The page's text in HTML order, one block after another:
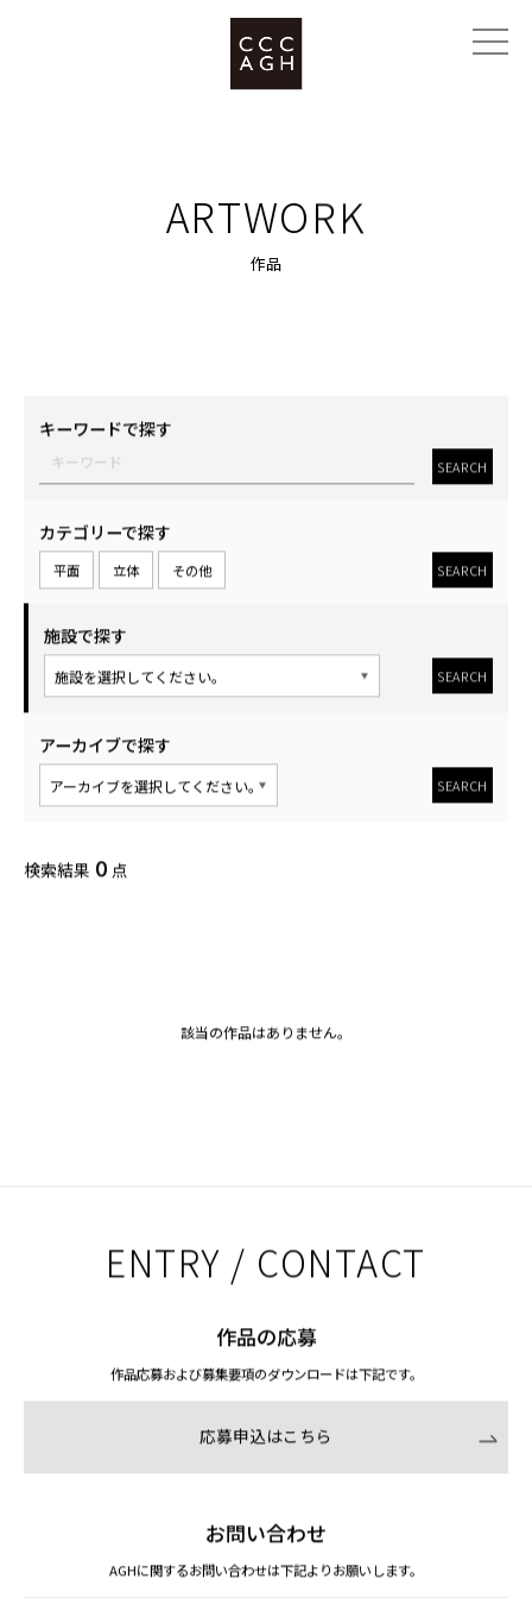
ARTWORK
作品
キーワードで探す
SEARCH
カテゴリーで探す
平面 立体 その他 SEARCH
施設で探す
SEARCH
アーカイブで探す
SEARCH
検索結果 0 点
該当の作品はありません。
ENTRY / CONTACT
作品の応募
作品応募および募集要項のダウンロードは下記です。
応募申込はこちら
お問い合わせ
AGHに関するお問い合わせは下記よりお願いします。